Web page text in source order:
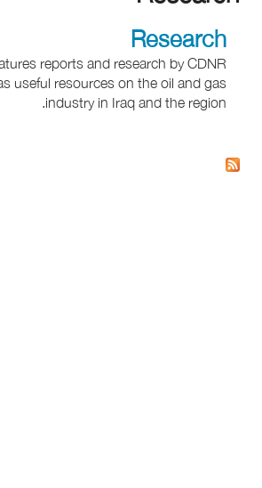
Research
reports and research by CDNR
useful resources on the oil and gas
industry in Iraq and the region.